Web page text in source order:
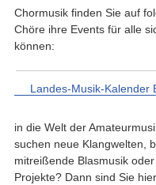
Chormusik finden Sie auf
Chöre ihre Events für alle
können:
Landes-Musik-Kalender
in die Welt der
suchen neue Klangwelten,
mitreißende Blasmusik
Projekte? Dann sind Sie